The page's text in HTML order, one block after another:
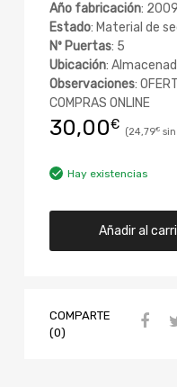
Año fabricación:
Estado: Material de
Nº Puertas: 5
Ubicación:
Observaciones:
COMPRAS ONLINE
30,00€ 24,79€
Hay existencias
Añadir al
COMPARTE
(0)